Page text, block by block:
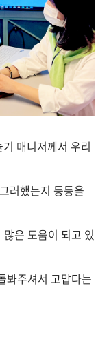
매니저께서 우리
러했는지 등등을
은 도움이 되고 있
봐주셔서 고맙다는